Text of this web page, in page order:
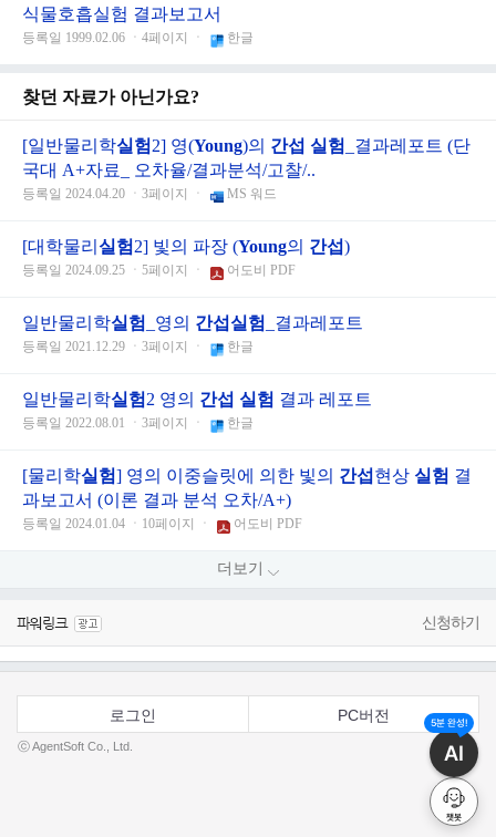
식물호흡실험 결과보고서
등록일 1999.02.06 ㆍ4페이지 ㆍ 한글
찾던 자료가 아닌가요?
[일반물리학실험 2] 영(Young)의 간섭 실험
_결과레포트 (단
국대 A+자료_ 오차율/결과분석/고찰/..
등록일 2024.04.20 ㆍ3페이지 ㆍ MS 워드
[대학물리 실험 2] 빛의 파장 (Young의 간섭)
등록일 2024.09.25 ㆍ5페이지 ㆍ 어도비 PDF
일반물리학실험 _영의 간섭 실험 _결과레포트
등록일 2021.12.29 ㆍ3페이지 ㆍ 한글
일반물리학실험 2 영의 간섭 실험 결과 레포트
등록일 2022.08.01 ㆍ3페이지 ㆍ 한글
[물리학실험] 영의 이중슬릿에 의한 빛의 간섭 현상 실험 결
과보고서 (이론 결과 분석 오차/A+)
등록일 2024.01.04 ㆍ10페이지 ㆍ 어도비 PDF
더보기
신청하기
로그인 PC버전
ⓒ AgentSoft Co., Ltd.
5분 완성!
AI
챗봇